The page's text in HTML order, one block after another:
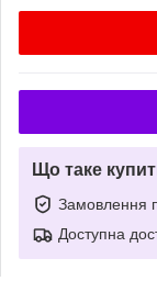
Що таке
Замовлення
Доступна